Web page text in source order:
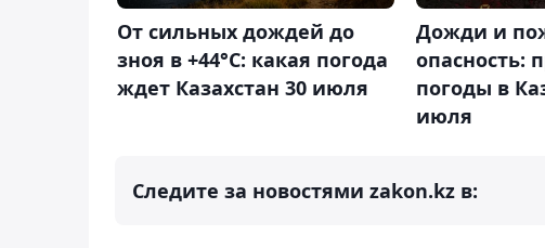
От сильных дождей до
зноя в +44°C: какая погода
ждет Казахстан 30 июля
Дожди и
опасность:
погоды в
июля
Следите за новостями zakon.kz в: